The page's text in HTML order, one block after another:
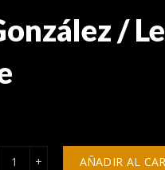
/
CD Jorge González /
AÑADIR AL